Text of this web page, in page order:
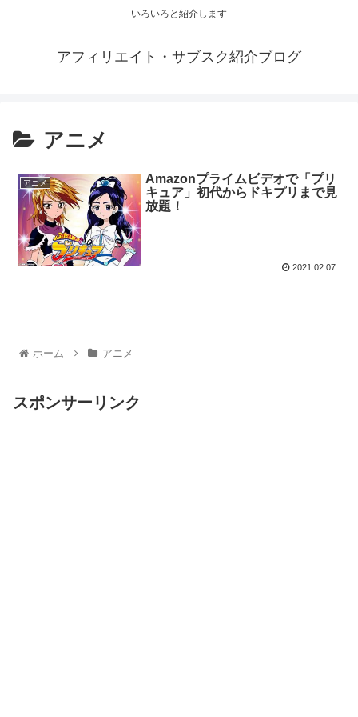
いろいろと紹介します
アフィリエイト・サブスク紹介ブログ
アニメ
アニメ
Amazonプライムビデオで「プリ
キュア」初代からドキプリまで見
放題！
2021.02.07
ホーム アニメ
スポンサーリンク